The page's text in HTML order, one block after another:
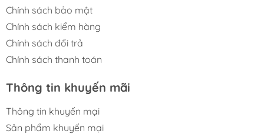
Chính sách bảo mật
Chính sách kiểm hàng
Chính sách đổi trả
Chính sách thanh toán
Thông tin khuyến mãi
Thông tin khuyến mại
Sản phẩm khuyến mại